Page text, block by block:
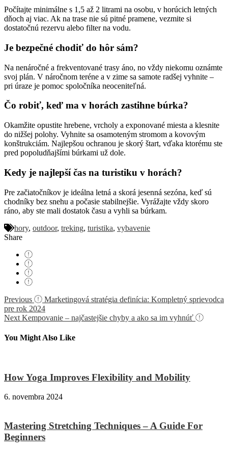
Počítajte minimálne s 1,5 až 2 litrami na osobu, v horúcich letných
dňoch aj viac. Ak na trase nie sú pitné pramene, vezmite si
dostatočnú rezervu alebo filter na vodu.
Je bezpečné chodiť do hôr sám?
Na nenáročné a frekventované trasy áno, no vždy niekomu oznámte
svoj plán. V náročnom teréne a v zime sa samote radšej vyhnite –
pri úraze je pomoc spoločníka neoceniteľná.
Čo robiť, keď ma v horách zastihne búrka?
Okamžite opustite hrebene, vrcholy a exponované miesta a klesnite
do nižšej polohy. Vyhnite sa osamoteným stromom a kovovým
konštrukciám. Najlepšou ochranou je skorý štart, vďaka ktorému ste
pred popoludňajšími búrkami už dole.
Kedy je najlepší čas na turistiku v horách?
Pre začiatočníkov je ideálna letná a skorá jesenná sezóna, keď sú
chodníky bez snehu a počasie stabilnejšie. Vyrážajte vždy skoro
ráno, aby ste mali dostatok času a vyhli sa búrkam.
hory, outdoor, treking, turistika, vybavenie
Share
Navigácia
v
Previous
Marketingová stratégia definícia: Kompletný sprievodca
pre rok 2024
Next Kempovanie – najčastejšie chyby a ako sa im vyhnúť
You Might Also Like
How Yoga Improves Flexibility and Mobility
6. novembra 2024
Mastering Stretching Techniques – A Guide For
Beginners